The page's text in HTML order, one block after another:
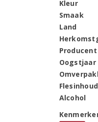
Kleur
Smaak
Land
Producent
Oogstjaar
Flesinhoud
Alcohol